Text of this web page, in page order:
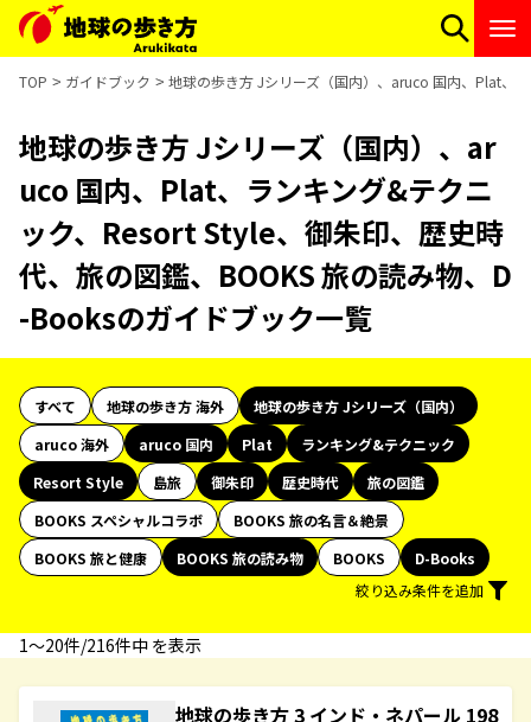
TOP ガイドブック 地球の歩き方 Jシリーズ（国内）、aruco 国内、Plat、
地球の歩き方 Jシリーズ（国内）、ar
uco 国内、Plat、ランキング&テクニ
ック、Resort Style、御朱印、歴史時
代、旅の図鑑、BOOKS 旅の読み物、D
-Booksのガイドブック一覧
すべて 地球の歩き方 海外
地球の歩き方 Jシリーズ（国内）
aruco 海外
aruco 国内 Plat
ランキング&テクニック
Resort Style
島旅 御朱印 歴史時代
旅の図鑑
BOOKS スペシャルコラボ
BOOKS 旅の名言＆絶景
BOOKS 旅と健康
BOOKS 旅の読み物 BOOKS
D-Books
絞り込み条件を追加
1〜20件/216件中 を表示
地球の歩き方 3 インド・ネパール 198